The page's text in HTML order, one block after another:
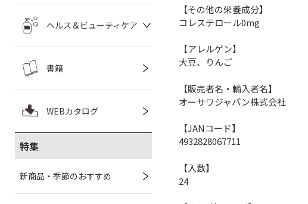
ヘルス＆ビューティケア
書籍
WEBカタログ
特集
新商品・季節のおすすめ
【その他の栄養成分】
コレステロール0mg
【アレルゲン】
大豆、りんご
【販売者名・輸入者名】
オーサワジャパン株式会社
【JANコード】
4932828067711
【入数】
24